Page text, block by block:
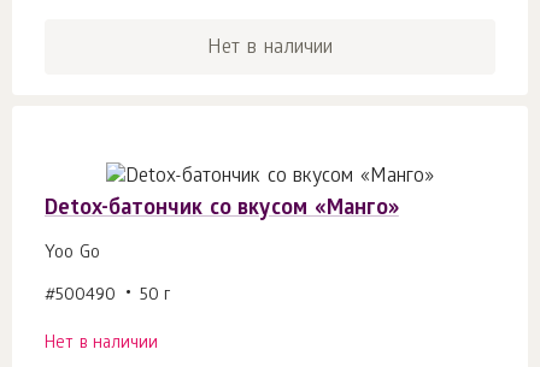
Нет в наличии
Detox-батончик со вкусом «Манго»
Yoo Gо
#500490 50 г
Нет в наличии